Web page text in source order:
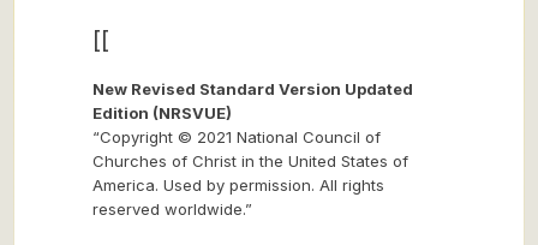
[[
New Revised Standard Version Updated
Edition (NRSVUE)
“Copyright © 2021 National Council of
Churches of Christ in the United States of
America. Used by permission. All rights
reserved worldwide.”